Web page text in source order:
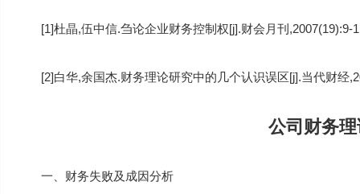
[1]杜晶,伍中信.刍论企业财务控制权[j].财会月刊,2007(19):9-
[2]白华,余国杰.财务理论研究中的几个认识误区[j].当代财经
公司财务
一、财务失败及成因分析